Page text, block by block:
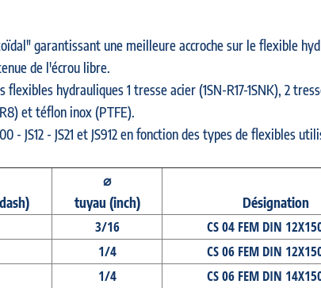
garantissant une meilleure accroche sur le flexible
de l'écrou libre.
hydrauliques 1 tresse acier (1SN-R17-1SNK), 2
et téflon inox (PTFE).
JS12 - JS21 et JS912 en fonction des types de flexibles
⌀
tuyau (inch) Désignation
3/16 CS 04 FEM DIN
1/4 CS 06 FEM DIN
1/4 CS 06 FEM DIN